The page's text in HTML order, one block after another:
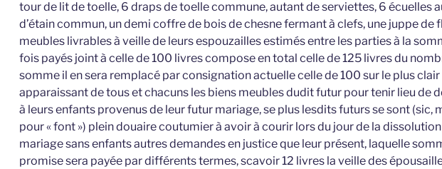
tour de lit de toelle, 6 draps de toelle commune, autant de serviettes, 6 écuelles
d’étain commun, un demi coffre de bois de chesne fermant à clefs, une juppe de
meubles livrables à veille de leurs espouzailles estimés entre les parties à la
fois payés joint à celle de 100 livres compose en total celle de 125 livres du
somme il en sera remplacé par consignation actuelle celle de 100 sur le plus
apparaissant de tous et chacuns les biens meubles dudit futur pour tenir lieu de
à leurs enfants provenus de leur futur mariage, se plus lesdits futurs se sont (sic,
pour « font ») plein douaire coutumier à avoir à courir lors du jour de la
mariage sans enfants autres demandes en justice que leur présent, laquelle
promise sera payée par différents termes, scavoir 12 livres la veille des